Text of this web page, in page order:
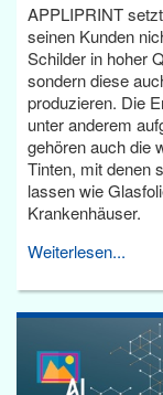
APPLIPRINT
seinen Kunden
Schilder in hoher
sondern diese
produzieren. Die
unter anderem
gehören auch die
Tinten, mit denen
lassen wie
Krankenhäuser.
Weiterlesen...